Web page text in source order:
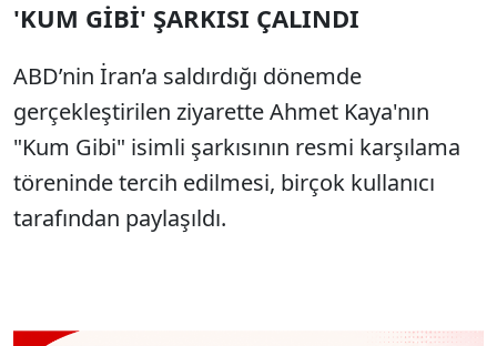
'KUM GİBİ' ŞARKISI ÇALINDI
ABD’nin İran’a saldırdığı dönemde
gerçekleştirilen ziyarette Ahmet Kaya'nın
"Kum Gibi" isimli şarkısının resmi karşılama
töreninde tercih edilmesi, birçok kullanıcı
tarafından paylaşıldı.